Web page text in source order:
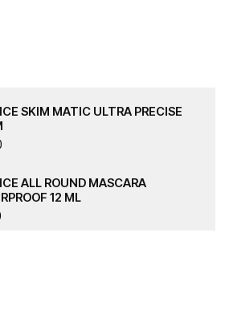
SKIM MATIC ULTRA PRECISE
ALL ROUND MASCARA
12 ML